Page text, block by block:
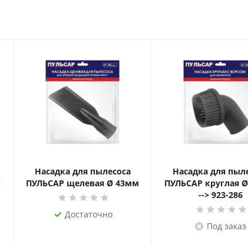
Насадка для пылесоса
ПУЛЬСАР щелевая Ø 43мм
Достаточно
Насадка для
ПУЛЬСАР круглая
--> 923-286
Под заказ